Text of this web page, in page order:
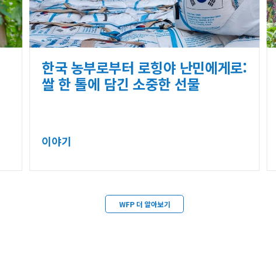
한국 농부로부터 로힝야 난민에게로:
쌀 한 톨에 담긴 소중한 선물
이야기
WFP 더 알아보기